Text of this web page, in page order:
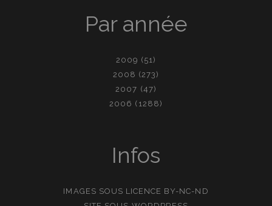
Par année
2009 (51)
2008 (273)
2007 (47)
2006 (1288)
Infos
IMAGES SOUS LICENCE BY-NC-ND